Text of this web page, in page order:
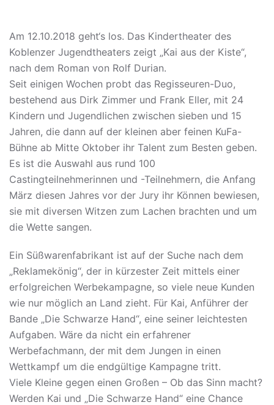
Am 12.10.2018 geht‘s los. Das Kindertheater des
Koblenzer Jugendtheaters zeigt „Kai aus der Kiste“,
nach dem Roman von Rolf Durian.
Seit einigen Wochen probt das Regisseuren-Duo,
bestehend aus Dirk Zimmer und Frank Eller, mit 24
Kindern und Jugendlichen zwischen sieben und 15
Jahren, die dann auf der kleinen aber feinen KuFa-
Bühne ab Mitte Oktober ihr Talent zum Besten geben.
Es ist die Auswahl aus rund 100
Castingteilnehmerinnen und -Teilnehmern, die Anfang
März diesen Jahres vor der Jury ihr Können bewiesen,
sie mit diversen Witzen zum Lachen brachten und um
die Wette sangen.
Ein Süßwarenfabrikant ist auf der Suche nach dem
„Reklamekönig“, der in kürzester Zeit mittels einer
erfolgreichen Werbekampagne, so viele neue Kunden
wie nur möglich an Land zieht. Für Kai, Anführer der
Bande „Die Schwarze Hand“, eine seiner leichtesten
Aufgaben. Wäre da nicht ein erfahrener
Werbefachmann, der mit dem Jungen in einen
Wettkampf um die endgültige Kampagne tritt.
Viele Kleine gegen einen Großen – Ob das Sinn macht?
Werden Kai und „Die Schwarze Hand“ eine Chance